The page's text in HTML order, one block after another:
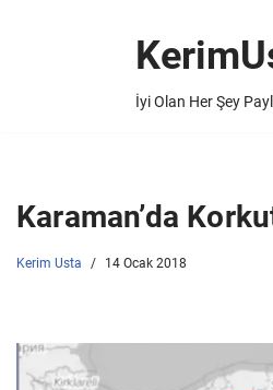
İyi Olan Her Şey
Karaman’da
Kerim Usta 14 Ocak 2018